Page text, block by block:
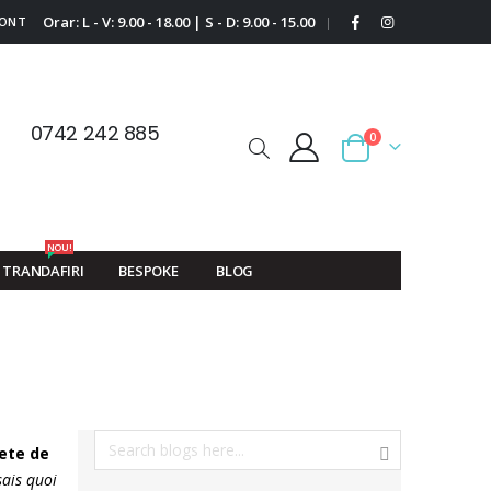
Orar: L - V: 9.00 - 18.00 | S - D: 9.00 - 15.00 |
0742 242 885
Cart
0
TRANDAFIRI
NOU!
BESPOKE BLOG
de
quoi